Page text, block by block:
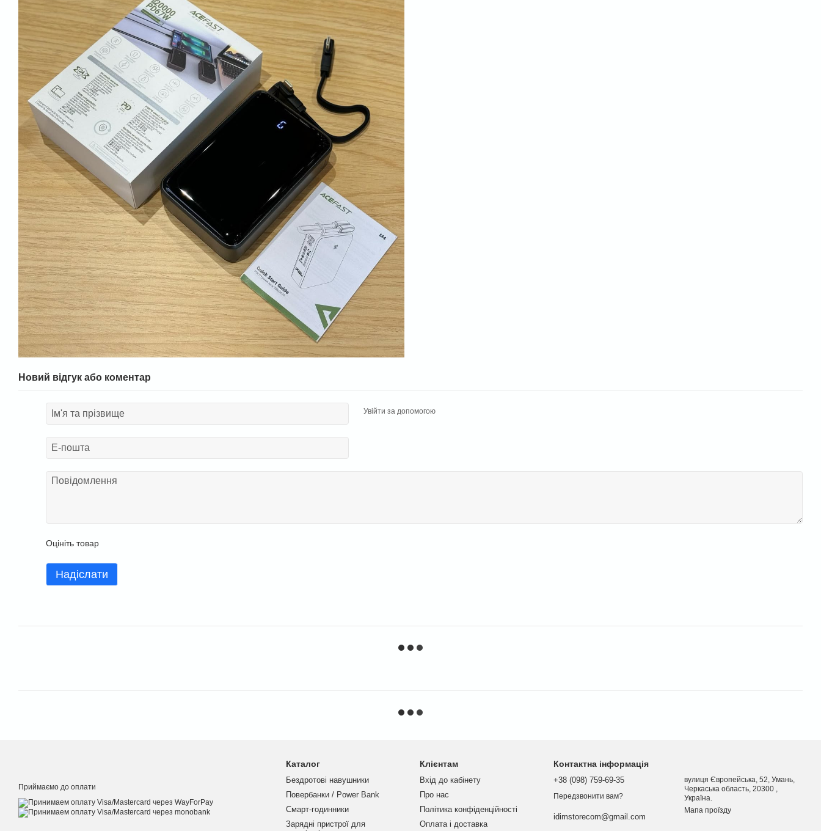
Новий відгук або коментар
Увійти за допомогою
Оцініть товар
Надіслати
Приймаємо до оплати
Каталог
Бездротові навушники
Повербанки / Power Bank
Смарт-годинники
Зарядні пристрої для
Клієнтам
Вхід до кабінету
Про нас
Політика конфіденційності
Оплата і доставка
Контактна інформація
+38 (098) 759-69-35
Передзвонити вам?
idimstorecom@gmail.com
вулиця Європейська, 52, Умань,
Черкаська область, 20300 ,
Україна.
Мапа проїзду